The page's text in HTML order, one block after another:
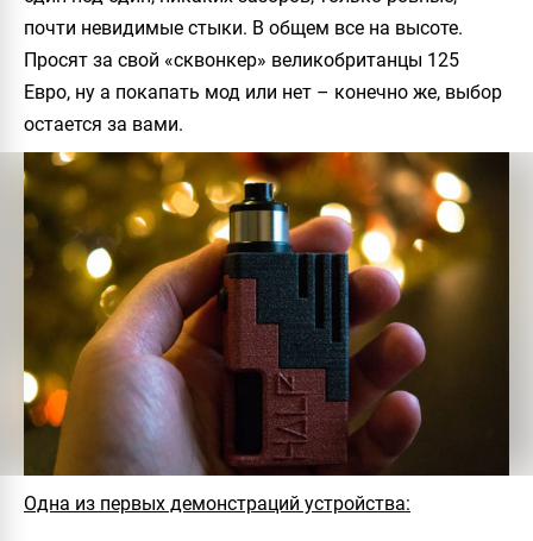
почти невидимые стыки. В общем все на высоте.
Просят за свой «сквонкер» великобританцы 125
Евро, ну а покапать мод или нет – конечно же, выбор
остается за вами.
Одна из первых демонстраций устройства: